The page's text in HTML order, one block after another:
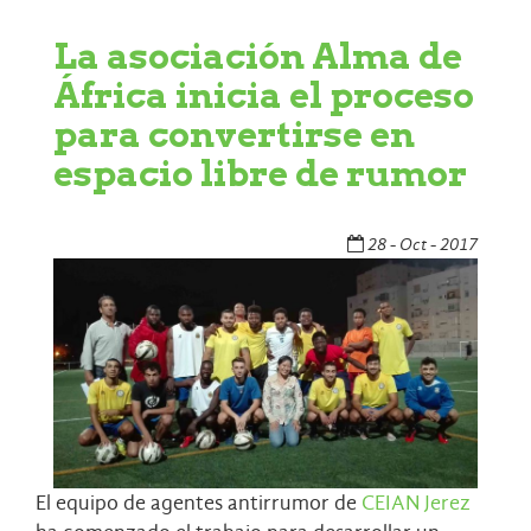
La asociación Alma de
África inicia el proceso
para convertirse en
espacio libre de rumor
28 - Oct - 2017
El equipo de agentes antirrumor de CEIAN Jerez